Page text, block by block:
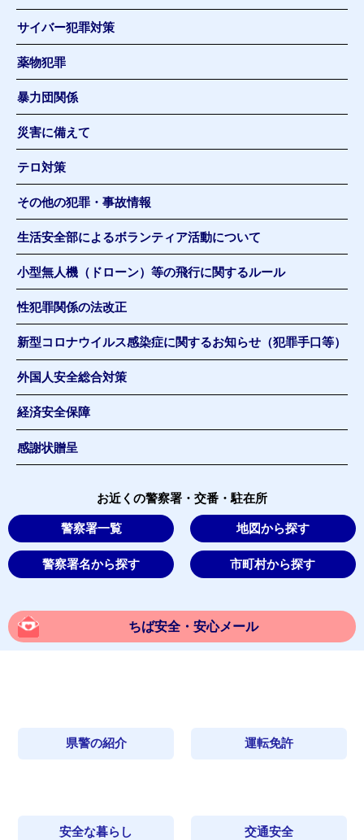
サイバー犯罪対策
薬物犯罪
暴力団関係
災害に備えて
テロ対策
その他の犯罪・事故情報
生活安全部によるボランティア活動について
小型無人機（ドローン）等の飛行に関するルール
性犯罪関係の法改正
新型コロナウイルス感染症に関するお知らせ（犯罪手口等）
外国人安全総合対策
経済安全保障
感謝状贈呈
お近くの警察署・交番・駐在所
警察署一覧 地図から探す
警察署名から探す 市町村から探す
ちば安全・安心メール
県警の紹介 運転免許
安全な暮らし 交通安全